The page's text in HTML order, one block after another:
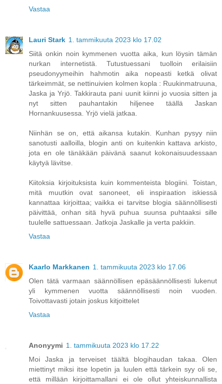
Vastaa
Lauri Stark 1. tammikuuta 2023 klo 17.02
Siitä onkin noin kymmenen vuotta aika, kun löysin tämän
nurkan internetistä. Tutustuessani tuolloin erilaisiin
pseudonyymeihin hahmotin aika nopeasti ketkä olivat
tärkeimmät, se nettinuivien kolmen kopla : Ruukinmatruuna,
Jaska ja Yrjö. Takkirauta pani uunit kiinni jo vuosia sitten ja
nyt sitten pauhantakin hiljenee täällä Jaskan
Hornankuusessa. Yrjö vielä jatkaa.
Niinhän se on, että aikansa kutakin. Kunhan pysyy niin
sanotusti aalloilla, blogin anti on kuitenkin kattava arkisto,
jota en ole tänäkään päivänä saanut kokonaisuudessaan
käytyä lävitse.
Kiitoksia kirjoituksista kuin kommenteista blogiini. Toistan,
mitä muutkin ovat sanoneet, eli inspiraation iskiessä
kannattaa kirjoittaa; vaikka ei tarvitse blogia säännöllisesti
päivittää, onhan sitä hyvä puhua suunsa puhtaaksi sille
tuulelle sattuessaan. Jatkoja Jaskalle ja verta pakkiin.
Vastaa
Kaarlo Markkanen 1. tammikuuta 2023 klo 17.06
Olen tätä varmaan säännöllisen epäsäännöllisesti lukenut
yli kymmenen vuotta säännöllisesti noin vuoden.
Toivottavasti jotain joskus kitjoittelet
Vastaa
Anonyymi 1. tammikuuta 2023 klo 17.22
Moi Jaska ja terveiset täältä blogihaudan takaa. Olen
miettinyt miksi itse lopetin ja luulen että tärkein syy oli se,
että millään kirjoittamallani ei ole ollut yhteiskunnallista